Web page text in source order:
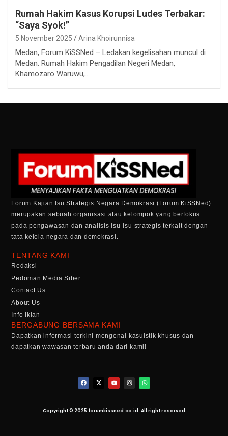
Rumah Hakim Kasus Korupsi Ludes Terbakar:
“Saya Syok!”
5 November 2025 Arina Khoirunnisa
Medan, Forum KiSSNed – Ledakan kegelisahan muncul di
Medan. Rumah Hakim Pengadilan Negeri Medan,
Khamozaro Waruwu,…
Forum Kajian Isu Strategis Negara Demokrasi (Forum KiSSNed)
merupakan sebuah organisasi atau kelompok yang berfokus
pada pengawasan dan analisis isu-isu strategis terkait dengan
tata kelola negara dan demokrasi.
TENTANG KAMI
Redaksi
Pedoman Media Siber
Contact Us
About Us
Info Iklan
BERGABUNG BERSAMA KAMI
Dapatkan informasi terkini mengenai kasuistik khusus dan
dapatkan wawasan terbaru anda dari kami!
Copyright © 2025 forumkissned.co.id. All right reserved